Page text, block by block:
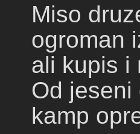
Miso
ogroman
ali kupis i
Od jeseni
kamp